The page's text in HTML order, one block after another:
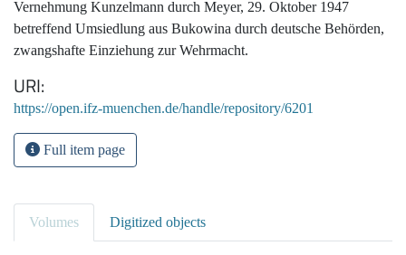
Vernehmung Kunzelmann durch Meyer, 29. Oktober 1947
betreffend Umsiedlung aus Bukowina durch deutsche Behörden,
zwangshafte Einziehung zur Wehrmacht.
URI
https://open.ifz-muenchen.de/handle/repository/6201
Full item page
Volumes Digitized objects